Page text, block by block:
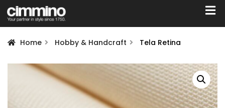
Home Hobby & Handcraft Tela Retina